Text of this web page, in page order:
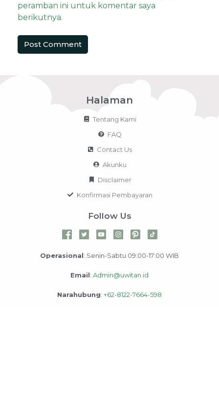
peramban ini untuk komentar saya
berikutnya.
Halaman
Tentang Kami
FAQ
Contact Us
Akunku
Disclaimer
Konfirmasi Pembayaran
Follow Us
Operasional: Senin-Sabtu 09:00-17:00 WIB
Email: Admin@uwitan.id
Narahubung: +62-8122-7664-598